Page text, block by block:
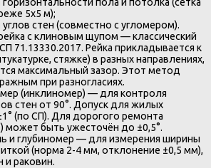
5х5 м);
стен (совместно с угломером).
с клиновым щупом — классический
71.13330.2017. Рейка прикладывается к
стяжке) в разных направлениях,
максимальный зазор. Этот метод
при разногласиях.
(инклиномер) — для контроля
стен от 90°. Допуск для жилых
(по СП). Для дорогого ремонта
может быть ужесточён до ±0,5°.
и глубиномер — для измерения ширины
(норма 2-4 мм, отклонение ±0,5 мм),
и раковин.